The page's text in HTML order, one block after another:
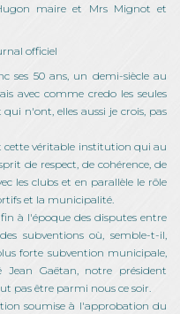
maire et Mrs Mignot et
officiel
ses 50 ans, un demi-siècle au
avec comme credo les seules
n'ont, elles aussi je crois, pas
cette véritable institution qui au
de respect, de cohérence, de
les clubs et en parallèle le rôle
et la municipalité.
à l'époque des disputes entre
subventions où, semble-t-il,
forte subvention municipale,
Gaëtan, notre président
pas être parmi nous ce soir.
soumise à l'approbation du